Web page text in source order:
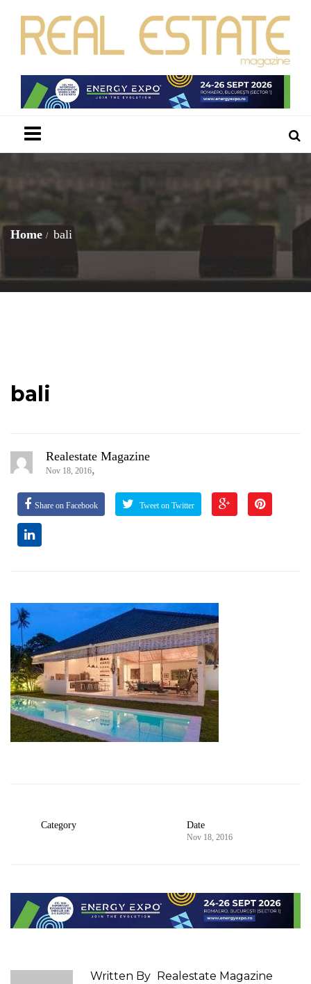
Home bali
bali
Realestate Magazine
Nov 18, 2016,
Share on Facebook Tweet on Twitter
Category Date
Nov 18, 2016
Written By Realestate Magazine